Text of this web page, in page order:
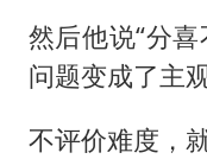
然后他说“分
问题变成了主
不评价难度，